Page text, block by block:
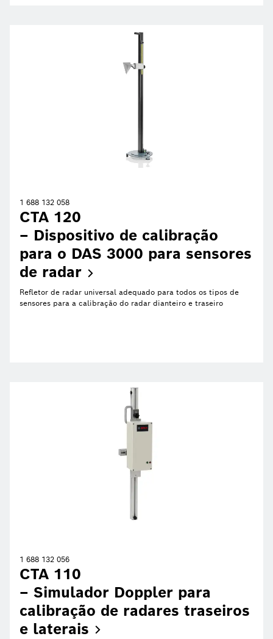
1 688 132 058
CTA 120
– Dispositivo de calibração
para o DAS 3000 para sensores
de radar
Refletor de radar universal adequado para todos os tipos de
sensores para a calibração do radar dianteiro e traseiro
1 688 132 056
CTA 110
– Simulador Doppler para
calibração de radares traseiros
e laterais